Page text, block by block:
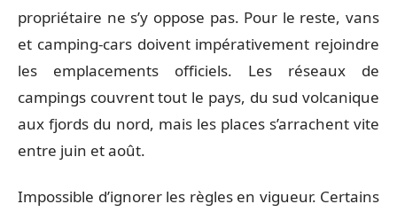
propriétaire ne s’y oppose pas. Pour le reste, vans
et camping-cars doivent impérativement rejoindre
les emplacements officiels. Les réseaux de
campings couvrent tout le pays, du sud volcanique
aux fjords du nord, mais les places s’arrachent vite
entre juin et août.
Impossible d’ignorer les règles en vigueur. Certains